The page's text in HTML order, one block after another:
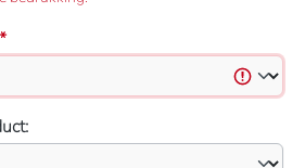
*